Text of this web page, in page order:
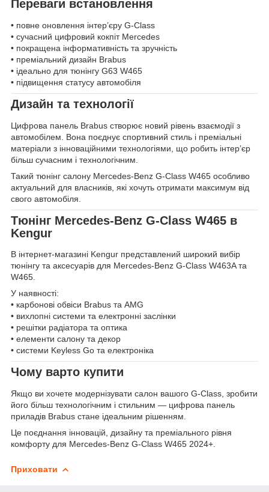
Переваги встановлення
• повне оновлення інтер’єру G-Class
• сучасний цифровий кокпіт Mercedes
• покращена інформативність та зручність
• преміальний дизайн Brabus
• ідеально для тюнінгу G63 W465
• підвищення статусу автомобіля
Дизайн та технології
Цифрова панель Brabus створює новий рівень взаємодії з
автомобілем. Вона поєднує спортивний стиль і преміальні
матеріали з інноваційними технологіями, що робить інтер’єр
більш сучасним і технологічним.
Такий тюнінг салону Mercedes-Benz G-Class W465 особливо
актуальний для власників, які хочуть отримати максимум від
свого автомобіля.
Тюнінг Mercedes-Benz G-Class W465 в
Kengur
В інтернет-магазині Kengur представлений широкий вибір
тюнінгу та аксесуарів для Mercedes-Benz G-Class W463A та
W465.
У наявності:
• карбонові обвіси Brabus та AMG
• вихлопні системи та електронні заслінки
• решітки радіатора та оптика
• елементи салону та декор
• системи Keyless Go та електроніка
Чому варто купити
Якщо ви хочете модернізувати салон вашого G-Class, зробити
його більш технологічним і стильним — цифрова панель
приладів Brabus стане ідеальним рішенням.
Це поєднання інновацій, дизайну та преміального рівня
комфорту для Mercedes-Benz G-Class W465 2024+.
Приховати